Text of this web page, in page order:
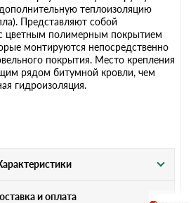
теплоизоляцию
Представляют собой
цветным полимерным покрытием
монтируются непосредственно
покрытия. Место крепления
рядом битумной кровли, чем
гидроизоляция.
и оплата